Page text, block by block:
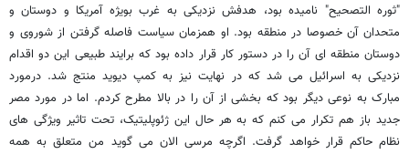
"ثوره التصحیح" نامیده بود، هدفش نزدیکی به غرب بویژه آمریکا و دوستان و
متحدان آن خصوصا در منطقه بود. او همزمان سیاست فاصله گرفتن از شوروی و
دوستان منطقه ای آن را در دستور کار قرار داده بود که برایند طبیعی این دو اقدام
نزدیکی به اسرائیل می شد که در نهایت نیز به کمپ دیوید منتج شد. درمورد
مبارک به نوعی دیگر بود که بخشی از آن را در بالا مطرح کردم. اما در مورد مصر
جدید باز هم تکرار می کنم که به هر حال این ژئوپلیتیک، تحت تاثیر ویژگی های
نظام حاکم قرار خواهد گرفت. اگرچه مرسی الان می گوید من متعلق به همه